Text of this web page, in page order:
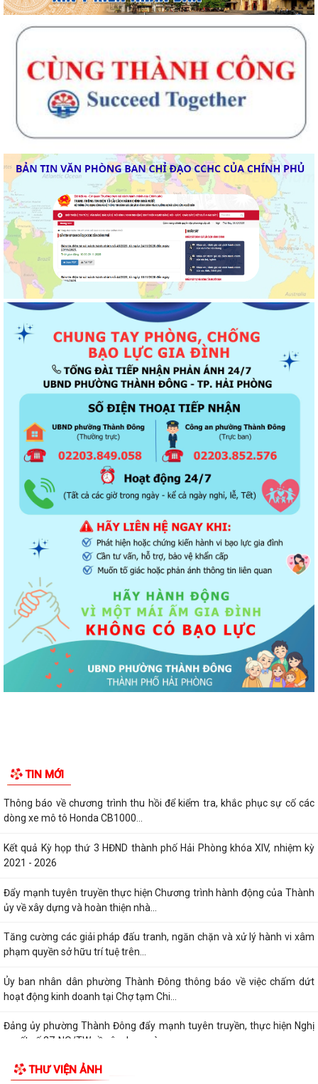
TIN MỚI
Thông báo về chương trình thu hồi để kiểm tra, khắc phục sự cố các
dòng xe mô tô Honda CB1000...
Kết quả Kỳ họp thứ 3 HĐND thành phố Hải Phòng khóa XIV, nhiệm kỳ
2021 - 2026
Đẩy mạnh tuyên truyền thực hiện Chương trình hành động của Thành
ủy về xây dựng và hoàn thiện nhà...
Tăng cường các giải pháp đấu tranh, ngăn chặn và xử lý hành vi xâm
phạm quyền sở hữu trí tuệ trên...
Ủy ban nhân dân phường Thành Đông thông báo về việc chấm dứt
hoạt động kinh doanh tại Chợ tạm Chi...
Đảng ủy phường Thành Đông đẩy mạnh tuyên truyền, thực hiện Nghị
quyết số 27-NQ/TW về xây dựng và...
THƯ VIỆN ẢNH